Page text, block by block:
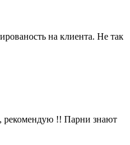
на клиента. Не так
, рекомендую !! Парни знают